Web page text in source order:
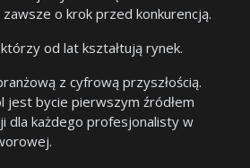
o krok przed konkurencją.
od lat kształtują rynek.
z cyfrową przyszłością.
jest bycie pierwszym źródłem
dla każdego profesjonalisty w